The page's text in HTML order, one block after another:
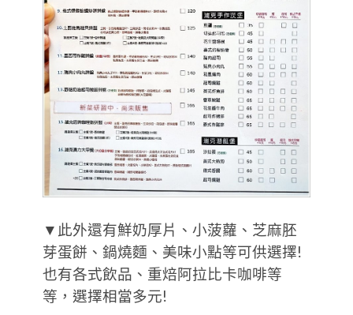
▼此外還有鮮奶厚片、小菠蘿、芝麻胚
芽蛋餅、鍋燒麵、美味小點等可供選擇!
也有各式飲品、重焙阿拉比卡咖啡等
等，選擇相當多元!